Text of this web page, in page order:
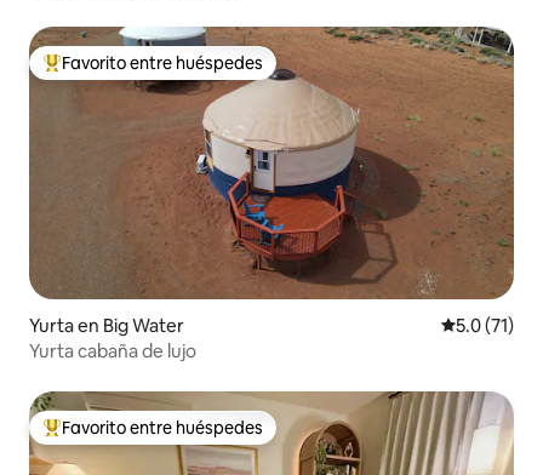
De los mejores en Favorito entre huéspedes
Favorito entre huéspedes
Yurta en Big Water Calificación
5.0 (71)
Yurta cabaña de lujo
De los mejores en Favorito entre huéspedes
Favorito entre huéspedes